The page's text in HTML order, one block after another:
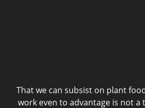
That we can subsist on plant
work even to advantage is not a